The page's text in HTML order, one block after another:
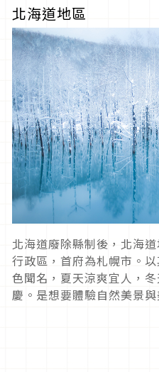
北海道地區
北海道廢除縣制後，北海
行政區，首府為札幌市。
色聞名，夏天涼爽宜人，
慶。是想要體驗自然美景